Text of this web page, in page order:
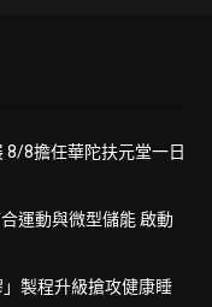
8/8擔任華陀扶元堂一日
運動與微型儲能 啟動
製程升級搶攻健康睡